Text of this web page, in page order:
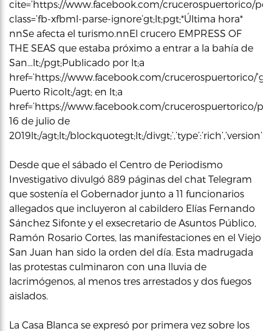
cite=’https://www.facebook.com/crucerospuertorico/
class=’fb-xfbml-parse-ignore’gt;lt;pgt;*Última hora*
nnSe afecta el turismo.nnEl crucero EMPRESS OF
THE SEAS que estaba próximo a entrar a la bahía de
San…lt;/pgt;Publicado por lt;a
href=’https://www.facebook.com/crucerospuertorico/
Puerto Ricolt;/agt; en lt;a
href=’https://www.facebook.com/crucerospuertorico/
16 de julio de
2019lt;/agt;lt;/blockquotegt;lt;/
Desde que el sábado el Centro de Periodismo
Investigativo divulgó 889 páginas del chat Telegram
que sostenía el Gobernador junto a 11 funcionarios
allegados que incluyeron al cabildero Elías Fernando
Sánchez Sifonte y el exsecretario de Asuntos Público,
Ramón Rosario Cortes, las manifestaciones en el Viejo
San Juan han sido la orden del día. Esta madrugada
las protestas culminaron con una lluvia de
lacrimógenos, al menos tres arrestados y dos fuegos
aislados.
La Casa Blanca se expresó por primera vez sobre los